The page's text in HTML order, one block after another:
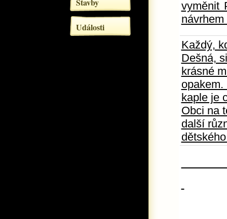
Události
vyměnit
Každý,
Dešná,
krásné
opakem.
kaple je
Obci na
další